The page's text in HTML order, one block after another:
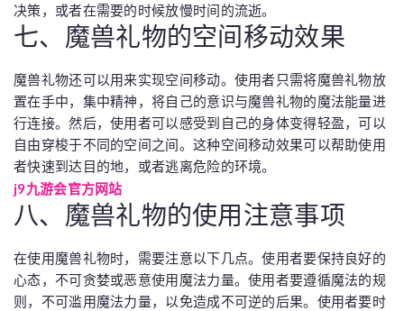
决策，或者在需要的时候放慢时间的流逝。
七、魔兽礼物的空间移动效果
魔兽礼物还可以用来实现空间移动。使用者只需将魔兽礼物放
置在手中，集中精神，将自己的意识与魔兽礼物的魔法能量进
行连接。然后，使用者可以感受到自己的身体变得轻盈，可以
自由穿梭于不同的空间之间。这种空间移动效果可以帮助使用
者快速到达目的地，或者逃离危险的环境。
j9九游会官方网站
八、魔兽礼物的使用注意事项
在使用魔兽礼物时，需要注意以下几点。使用者要保持良好的
心态，不可贪婪或恶意使用魔法力量。使用者要遵循魔法的规
则，不可滥用魔法力量，以免造成不可逆的后果。使用者要时